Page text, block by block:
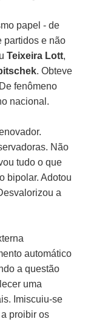
papel - de
partidos e não
Teixeira Lott,
. Obteve
fenômeno
nacional.
Não
tudo o que
bipolar. Adotou
a
automático
a questão
uma
Imiscuiu-se
proibir os